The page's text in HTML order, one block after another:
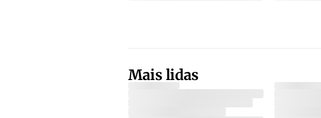
Mais lidas